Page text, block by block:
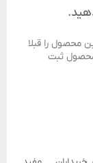
محصول را قبلا
محصول ثبت